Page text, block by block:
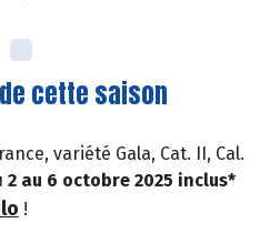
cette saison
variété Gala, Cat. II, Cal.
2 au 6 octobre 2025 inclus*
!